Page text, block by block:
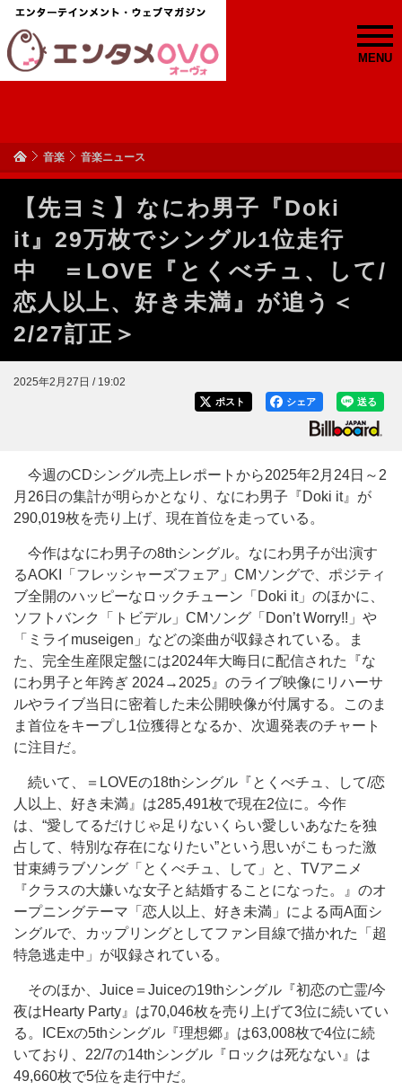
MENU
音楽 音楽ニュース
【先ヨミ】なにわ男子『Doki
it』29万枚でシングル1位走行
中 ＝LOVE『とくべチュ、して/
恋人以上、好き未満』が追う＜
2/27訂正＞
2025年2月27日 / 19:02
送る
シェア
ポスト
今週のCDシングル売上レポートから2025年2月24日～2
月26日の集計が明らかとなり、なにわ男子『Doki it』が
290,019枚を売り上げ、現在首位を走っている。
今作はなにわ男子の8thシングル。なにわ男子が出演す
るAOKI「フレッシャーズフェア」CMソングで、ポジティ
ブ全開のハッピーなロックチューン「Doki it」のほかに、
ソフトバンク「トビデル」CMソング「Don’t Worry!!」や
「ミライmuseigen」などの楽曲が収録されている。ま
た、完全生産限定盤には2024年大晦日に配信された『な
にわ男子と年跨ぎ 2024→2025』のライブ映像にリハーサ
ルやライブ当日に密着した未公開映像が付属する。このま
ま首位をキープし1位獲得となるか、次週発表のチャート
に注目だ。
続いて、＝LOVEの18thシングル『とくべチュ、して/恋
人以上、好き未満』は285,491枚で現在2位に。今作
は、“愛してるだけじゃ足りないくらい愛しいあなたを独
占して、特別な存在になりたい”という思いがこもった激
甘束縛ラブソング「とくべチュ、して」と、TVアニメ
『クラスの大嫌いな女子と結婚することになった。』のオ
ープニングテーマ「恋人以上、好き未満」による両A面シ
ングルで、カップリングとしてファン目線で描かれた「超
特急逃走中」が収録されている。
そのほか、Juice＝Juiceの19thシングル『初恋の亡霊/今
夜はHearty Party』は70,046枚を売り上げて3位に続いてい
る。ICExの5thシングル『理想郷』は63,008枚で4位に続
いており、22/7の14thシングル『ロックは死なない』は
49,660枚で5位を走行中だ。